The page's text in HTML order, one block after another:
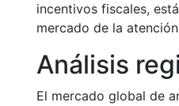
incentivos fiscales,
mercado de la
Análisis
El mercado global de